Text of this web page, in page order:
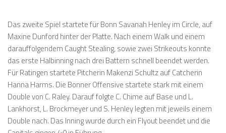
Das zweite Spiel startete für Bonn Savanah Henley im Circle, auf
Maxine Dunford hinter der Platte. Nach einem Walk und einem
darauffolgendem Caught Stealing, sowie zwei Strikeouts konnte
das erste Halbinning nach drei Battern schnell beendet werden.
Für Ratingen startete Pitcherin Makenzi Schultz auf Catcherin
Hanna Harms. Die Bonner Offensive startete stark mit einem
Double von C. Raley. Darauf folgte C. Chime auf Base und L.
Lankhorst, L. Brockmeyer und S. Henley legten mit jeweils einem
Double nach. Das Inning wurde durch ein Flyout beendet und die